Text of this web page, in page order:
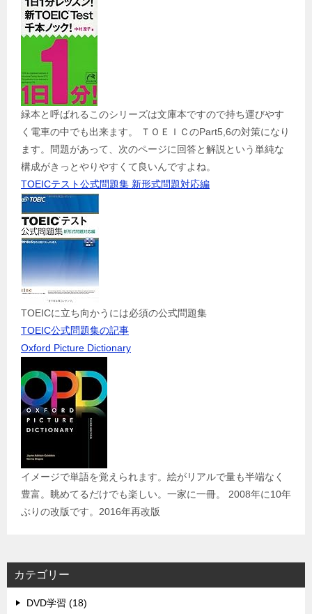
緑本と呼ばれるこのシリーズは文庫本ですので持ち運びやす
く電車の中でも出来ます。 ＴＯＥＩＣのPart5,6の対策になり
ます。問題があって、次のページに回答と解説という単純な
構成がきっとやりやすくて良いんですよね。
TOEICテスト公式問題集 新形式問題対応編
TOEICに立ち向かうには必須の公式問題集
TOEIC公式問題集の記事
Oxford Picture Dictionary
イメージで単語を覚えられます。絵がリアルで量も半端なく
豊富。眺めてるだけでも楽しい。一家に一冊。 2008年に10年
ぶりの改版です。2016年再改版
カテゴリー
DVD学習 (18)